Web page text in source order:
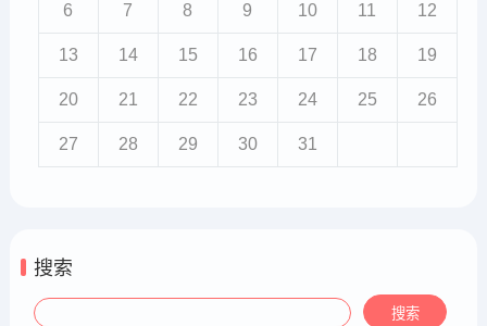
6 7 8 9 10 11 12
13 14 15 16 17 18 19
20 21 22 23 24 25 26
27 28 29 30 31
搜索